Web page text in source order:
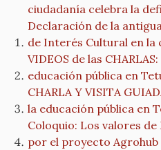
ciudadanía celebra la
Declaración de la
de Interés Cultural en
VIDEOS de las
educación pública en
CHARLA Y VISITA
la educación pública en
Coloquio: Los valores
por el proyecto Agrohub